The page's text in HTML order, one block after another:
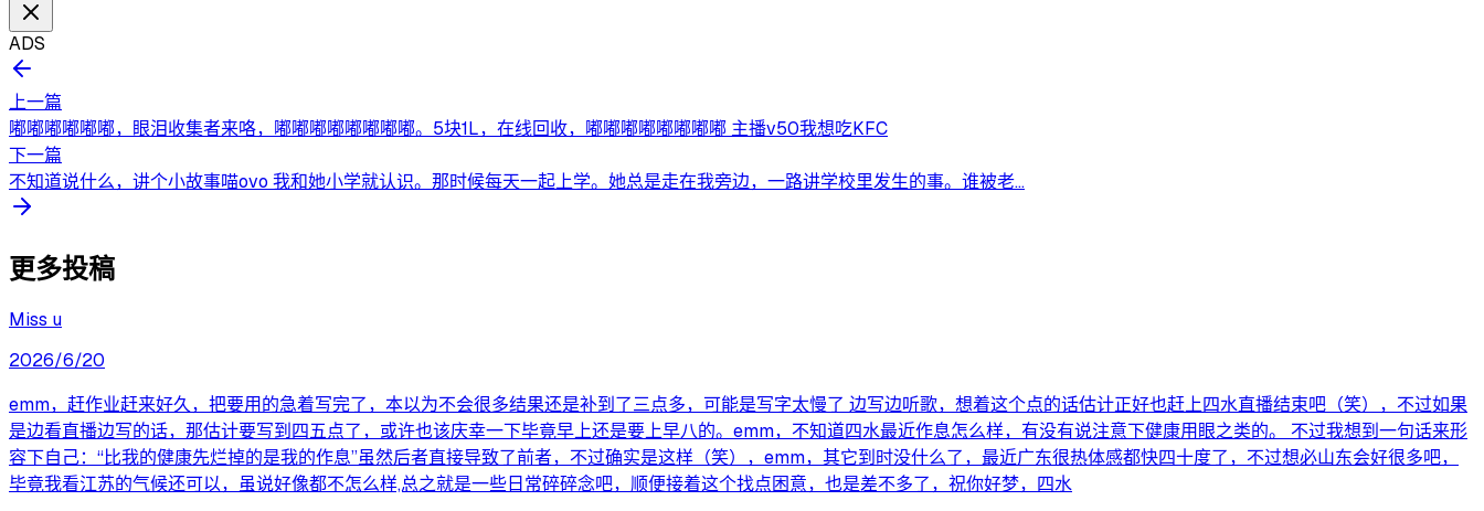
ADS
上一篇
嘟嘟嘟嘟嘟嘟，眼泪收集者来咯，嘟嘟嘟嘟嘟嘟嘟嘟。5块1L，在线回收，嘟嘟嘟嘟嘟嘟嘟嘟 主播v50我想吃KFC
下一篇
不知道说什么，讲个小故事喵ovo 我和她小学就认识。那时候每天一起上学。她总是走在我旁边，一路讲学校里发生的事。谁被老...
更多投稿
Miss u
2026/6/20
emm，赶作业赶来好久，把要用的急着写完了，本以为不会很多结果还是补到了三点多，可能是写字太慢了 边写边听歌，想着这个点的话估计正好也赶上四水直播结束吧（笑），不过如果
是边看直播边写的话，那估计要写到四五点了，或许也该庆幸一下毕竟早上还是要上早八的。emm，不知道四水最近作息怎么样，有没有说注意下健康用眼之类的。 不过我想到一句话来形
容下自己：“比我的健康先烂掉的是我的作息”虽然后者直接导致了前者，不过确实是这样（笑），emm，其它到时没什么了，最近广东很热体感都快四十度了，不过想必山东会好很多吧，
毕竟我看江苏的气候还可以，虽说好像都不怎么样,总之就是一些日常碎碎念吧，顺便接着这个找点困意，也是差不多了，祝你好梦，四水